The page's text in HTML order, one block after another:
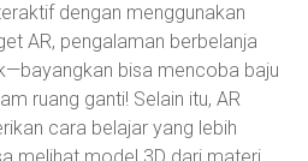
dengan menggunakan
AR, pengalaman berbelanja
bisa mencoba baju
ruang ganti! Selain itu, AR
cara belajar yang lebih